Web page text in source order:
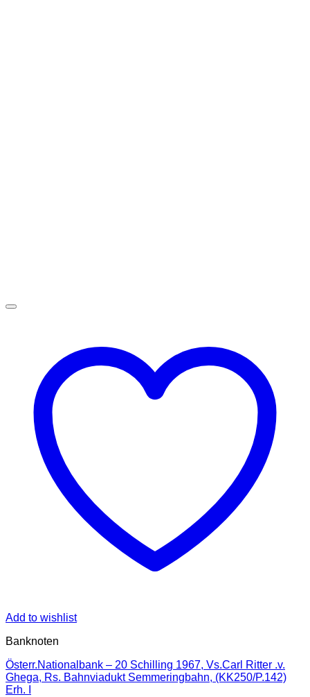
Add to wishlist
Banknoten
Österr.Nationalbank – 20 Schilling 1967, Vs.Carl Ritter .v.
Ghega, Rs. Bahnviadukt Semmeringbahn, (KK250/P.142)
Erh. I